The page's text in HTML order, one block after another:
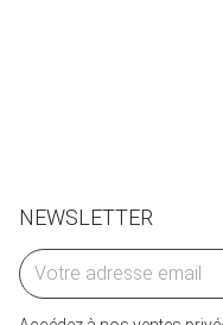
NEWSLETTER